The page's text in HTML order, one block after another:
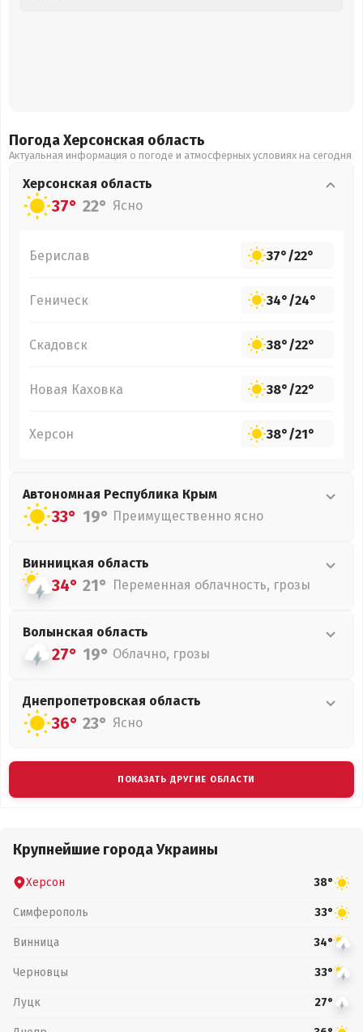
Погода Херсонская область
Актуальная информация о погоде и атмосферных условиях на сегодня
Херсонская область
37° 22° Ясно
Берислав 37°/22°
Геническ 34°/24°
Скадовск 38°/22°
Новая Каховка 38°/22°
Херсон 38°/21°
Автономная Республика Крым
33° 19° Преимущественно ясно
Винницкая область
34° 21° Переменная облачность, грозы
Волынская область
27° 19° Облачно, грозы
Днепропетровская область
36° 23° Ясно
ПОКАЗАТЬ ДРУГИЕ ОБЛАСТИ
Крупнейшие города Украины
Херсон 38°
Симферополь 33°
Винница 34°
Черновцы 33°
Луцк 27°